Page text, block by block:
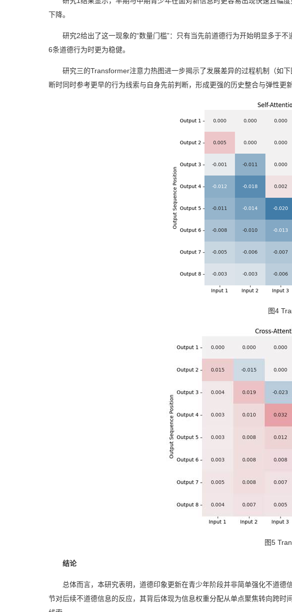
下降。
研究2给出了这一现象的“数量门槛”：只有当先前道德行为开始明显多于
6条道德行为时更为稳健。
研究三的Transformer注意力热图进一步揭示了发展差异的过程机制（如
断时同时参考更早的行为线索与自身先前判断，形成更强的历史整合与弹性更新
图4
图5
结论
总体而言，本研究表明，道德印象更新在青少年阶段并非简单强化不道
节对后续不道德信息的反应，其背后体现为信息权重分配从单点聚焦转向跨